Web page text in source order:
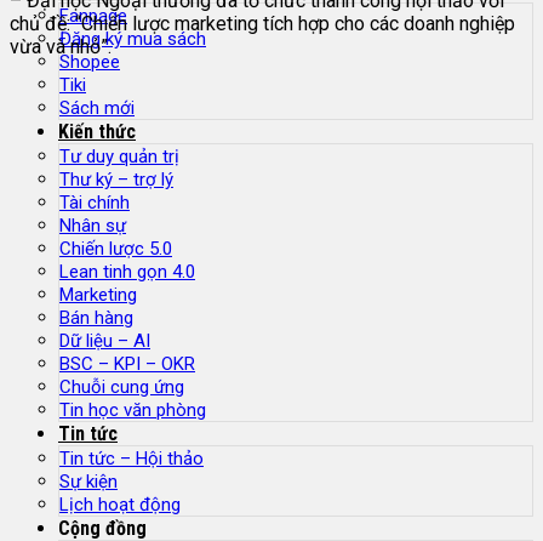
Fanpage
Đăng ký mua sách
Shopee
Tiki
Sách mới
Kiến thức
Tư duy quản trị
Thư ký – trợ lý
Tài chính
Nhân sự
Chiến lược 5.0
Lean tinh gọn 4.0
Marketing
Bán hàng
Dữ liệu – AI
BSC – KPI – OKR
Chuỗi cung ứng
Tin học văn phòng
Tin tức
Tin tức – Hội thảo
Sự kiện
Lịch hoạt động
Cộng đồng
chủ đề: “Chiến lược marketing tích hợp cho các doanh nghiệp
vừa và nhỏ”.